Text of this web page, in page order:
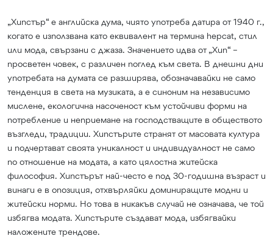
„Хипстър“ е английска дума, чиято употреба датира от 1940 г.,
когато е използвана като еквивалент на термина hepcat, стил
или мода, свързани с джаза. Значението идва от „Хип“ –
просветен човек, с различен поглед към света. В днешни дни
употребата на думата се разширява, обозначавайки не само
тенденция в света на музиката, а е синоним на независимо
мислене, екологична насоченост към устойчиви форми на
потребление и неприемане на господстващите в обществото
възгледи, традиции. Хипстърите странят от масовата култура
и подчертават своята уникалност и индивидуалност не само
по отношение на модата, а като цялостна житейска
философия. Хипстърът най-често е под 30-годишна възраст и
винаги е в опозиция, отхвърляйки доминиращите модни и
житейски норми. Но това в никакъв случай не означава, че той
избягва модата. Хипстърите създават мода, избягвайки
наложените трендове.